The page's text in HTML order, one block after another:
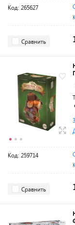
Код: 265627
Сравнить
Код: 259714
Сравнить